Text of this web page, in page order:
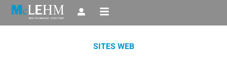
Aller
SITES WEB